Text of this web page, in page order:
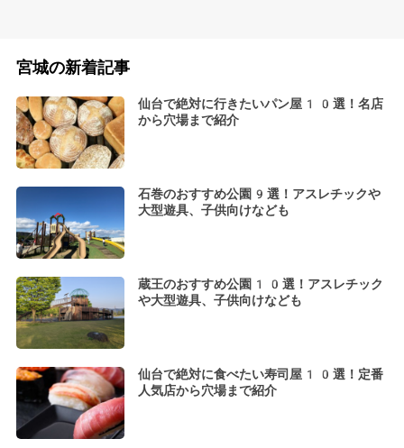
宮城の新着記事
仙台で絶対に行きたいパン屋10選！名店
から穴場まで紹介
石巻のおすすめ公園9選！アスレチックや
大型遊具、子供向けなども
蔵王のおすすめ公園10選！アスレチック
や大型遊具、子供向けなども
仙台で絶対に食べたい寿司屋10選！定番
人気店から穴場まで紹介